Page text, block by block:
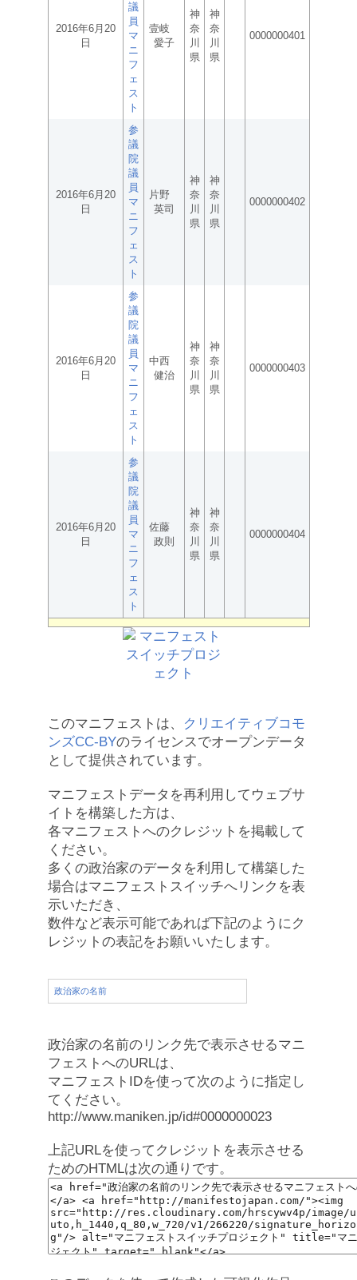
2016年6月20
日
議
員
マ
ニ
フ
ェ
ス
ト
壹岐
愛子
神
奈
川
県
神
奈
川
県
0000000401
2016年6月20
日
参
議
院
議
員
マ
ニ
フ
ェ
ス
ト
片野
英司
神
奈
川
県
神
奈
川
県
0000000402
2016年6月20
日
参
議
院
議
員
マ
ニ
フ
ェ
ス
ト
中西
健治
神
奈
川
県
神
奈
川
県
0000000403
2016年6月20
日
参
議
院
議
員
マ
ニ
フ
ェ
ス
ト
佐藤
政則
神
奈
川
県
神
奈
川
県
0000000404
このマニフェストは、
クリエイティブコモ
ンズCC-BYのライセンスでオープンデータ
として提供されています。
マニフェストデータを再利用してウェブサ
イトを構築した方は、
各マニフェストへのクレジットを掲載して
ください。
多くの政治家のデータを利用して構築した
場合はマニフェストスイッチへリンクを表
示いただき、
数件など表示可能であれば下記のようにク
レジットの表記をお願いいたします。
政治家の名前
政治家の名前のリンク先で表示させるマニ
フェストへのURLは、
マニフェストIDを使って次のように指定し
てください。
http://www.maniken.jp/id#0000000023
上記URLを使ってクレジットを表示させる
ためのHTMLは次の通りです。